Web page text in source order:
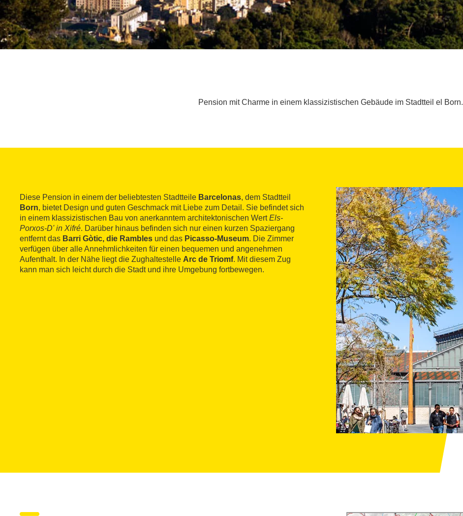
Pension mit Charme in einem klassizistischen Gebäude im Stadtteil el Born.
Diese Pension in einem der beliebtesten Stadtteile Barcelonas, dem Stadtteil
Born, bietet Design und guten Geschmack mit Liebe zum Detail. Sie befindet sich
in einem klassizistischen Bau von anerkanntem architektonischen WertEls-
Porxos-D' in Xifré. Darüber hinaus befinden sich nur einen kurzen Spaziergang
entfernt das Barri Gòtic, die Rambles und das Picasso-Museum. Die Zimmer
verfügen über alle Annehmlichkeiten für einen bequemen und angenehmen
Aufenthalt. In der Nähe liegt die Zughaltestelle Arc de Triomf. Mit diesem Zug
kann man sich leicht durch die Stadt und ihre Umgebung fortbewegen.